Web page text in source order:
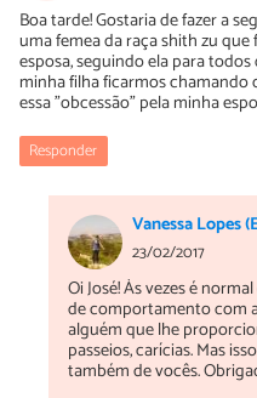
Boa tarde! Gostaria de fazer a
uma femea da raça shith zu
esposa, seguindo ela para
minha filha ficarmos chamando
essa "obcessão" pela minha
Responder
Vanessa Lopes
23/02/2017
Oi José! Às vezes é
de comportamento com
alguém que lhe
passeios, carícias. Mas
também de vocês.